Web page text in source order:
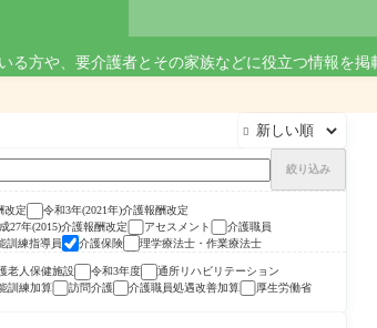
方や、要介護者とその家族などに役立つ情報を掲

絞り込み
改定
令和3年(2021年)介護報酬改定
27年(2015)介護報酬改定 アセスメント
介護職員
訓練指導員 介護保険 理学療法士・作業療法士
老人保健施設 令和3年度
通所リハビリテーション
訓練加算 訪問介護 介護職員処遇改善加算
厚生労働省